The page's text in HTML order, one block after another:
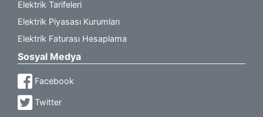
Elektrik Tarifeleri
Elektrik Piyasası Kurumları
Elektrik Faturası Hesaplama
Sosyal Medya
Facebook
Twitter